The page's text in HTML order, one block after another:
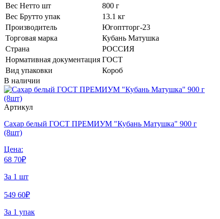
Вес Нетто шт
800 г
Вес Брутто упак
13.1 кг
Производитель
Югоптторг-23
Торговая марка
Кубань Матушка
Страна
РОССИЯ
Нормативная документация ГОСТ
Вид упаковки
Короб
В наличии
Артикул
Сахар белый ГОСТ ПРЕМИУМ "Кубань Матушка" 900 г
(8шт)
Цена:
68 70₽
За 1 шт
549 60₽
За 1 упак